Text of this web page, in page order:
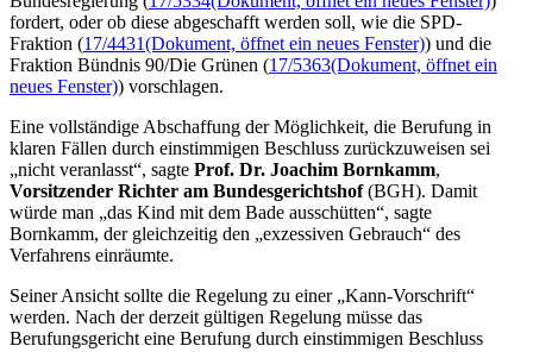
fordert, oder ob diese abgeschafft werden soll, wie die SPD-
Fraktion (17/4431(Dokument, öffnet ein neues Fenster)) und die
Fraktion Bündnis 90/Die Grünen (17/5363(Dokument, öffnet ein
neues Fenster)) vorschlagen.
Eine vollständige Abschaffung der Möglichkeit, die Berufung in
klaren Fällen durch einstimmigen Beschluss zurückzuweisen sei
„nicht veranlasst“, sagte Prof. Dr. Joachim Bornkamm,
Vorsitzender Richter am Bundesgerichtshof(BGH). Damit
würde man „das Kind mit dem Bade ausschütten“, sagte
Bornkamm, der gleichzeitig den „exzessiven Gebrauch“ des
Verfahrens einräumte.
Seiner Ansicht sollte die Regelung zu einer „Kann-Vorschrift“
werden. Nach der derzeit gültigen Regelung müsse das
Berufungsgericht eine Berufung durch einstimmigen Beschluss